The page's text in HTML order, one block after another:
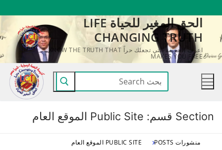
المحتوى
الحق المغير للحياة LIFE
CHANGING TRUTH
اعرف الحقيقة التي تجعلك حراً KNOW THE TRUTH THAT
MAKES YOU FREE
البحث
عن:
Section قسم: Public Site الموقع العام
منشورات POSTS PUBLIC SITE الموقع العام